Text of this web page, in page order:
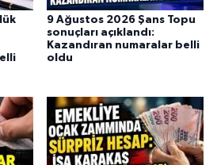
9 Ağustos 2026 Şans Topu
sonuçları açıklandı:
Kazandıran numaralar belli
oldu